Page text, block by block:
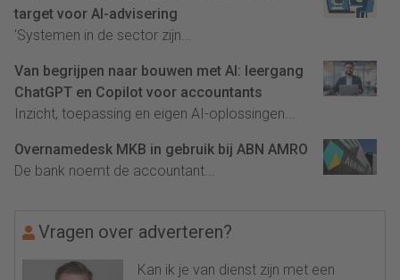
target voor AI-advisering
'Systemen in de sector zijn...
Van begrijpen naar bouwen met AI: leergang
ChatGPT en Copilot voor accountants
Inzicht, toepassing en eigen AI-oplossingen...
Overnamedesk MKB in gebruik bij ABN AMRO
De bank noemt de accountant...
Vragen over adverteren?
Kan ik je van dienst zijn met een